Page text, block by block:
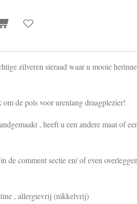
zilveren sieraad waar u mooie
de pols voor urenlang draagplezier!
, heeft u een andere maat of
de comment sectie en/ of even
, allergievrij (nikkelvrij)